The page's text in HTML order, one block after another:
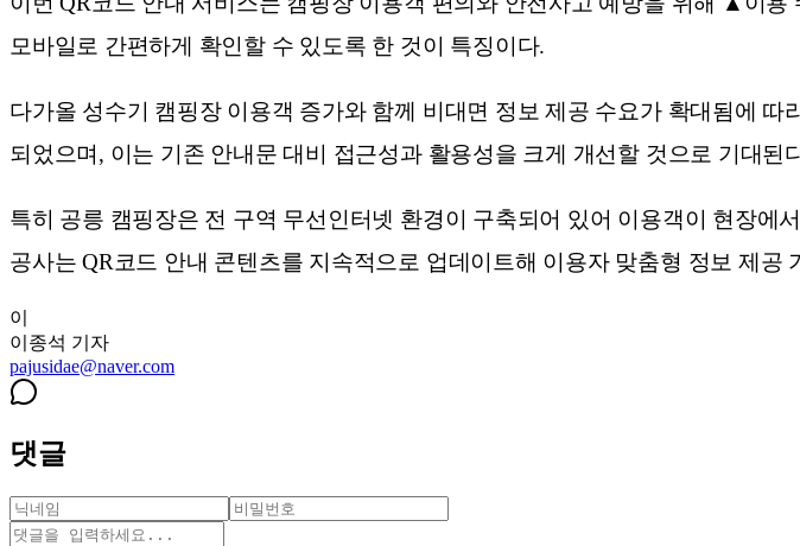
모바일로 간편하게 확인할 수 있도록 한 것이 특징이다.
다가올 성수기 캠핑장 이용객 증가와 함께 비대면 정보 제공 수요가 확대됨에
되었으며, 이는 기존 안내문 대비 접근성과 활용성을 크게 개선할 것으로 기대된
특히 공릉 캠핑장은 전 구역 무선인터넷 환경이 구축되어 있어 이용객이 현장
공사는 QR코드 안내 콘텐츠를 지속적으로 업데이트해 이용자 맞춤형 정보 제
이
이종석 기자
pajusidae@naver.com
댓글